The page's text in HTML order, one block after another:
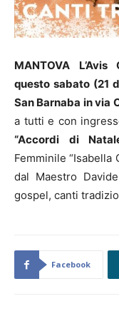
MANTOVA
questo sabato (21
San Barnaba in via
a tutti e con
“Accordi di
Femminile “Isabella
dal Maestro
gospel, canti
Facebook